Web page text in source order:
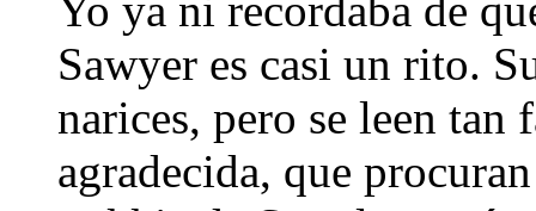
Yo ya ni recordaba de
Sawyer es casi un rito.
narices, pero se leen tan
agradecida, que